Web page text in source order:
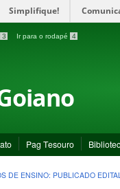
Simplifique!
3 Ir para o rodapé 4
Pag Tesouro
DE ENSINO: PUBLICADO